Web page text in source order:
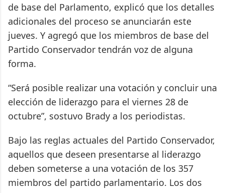
de base del Parlamento, explicó que los detalles
adicionales del proceso se anunciarán este
jueves. Y agregó que los miembros de base del
Partido Conservador tendrán voz de alguna
forma.
“Será posible realizar una votación y concluir una
elección de liderazgo para el viernes 28 de
octubre”, sostuvo Brady a los periodistas.
Bajo las reglas actuales del Partido Conservador,
aquellos que deseen presentarse al liderazgo
deben someterse a una votación de los 357
miembros del partido parlamentario. Los dos